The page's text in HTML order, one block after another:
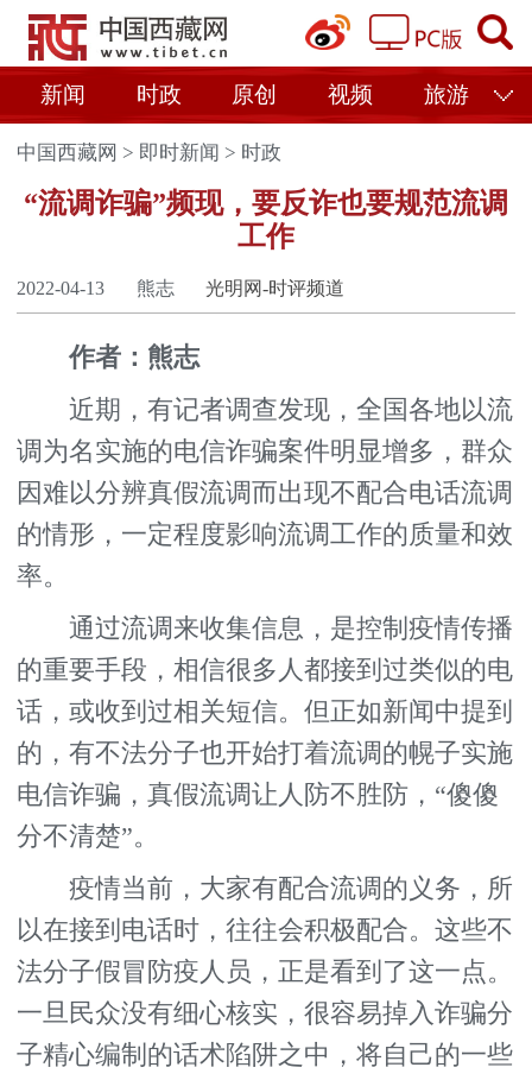
新闻 时政 原创 视频 旅游
中国西藏网 > 即时新闻 > 时政
“流调诈骗”频现，要反诈也要规范流调
工作
2022-04-13 熊志 光明网-时评频道
作者：熊志
近期，有记者调查发现，全国各地以流
调为名实施的电信诈骗案件明显增多，群众
因难以分辨真假流调而出现不配合电话流调
的情形，一定程度影响流调工作的质量和效
率。
通过流调来收集信息，是控制疫情传播
的重要手段，相信很多人都接到过类似的电
话，或收到过相关短信。但正如新闻中提到
的，有不法分子也开始打着流调的幌子实施
电信诈骗，真假流调让人防不胜防，“傻傻
分不清楚”。
疫情当前，大家有配合流调的义务，所
以在接到电话时，往往会积极配合。这些不
法分子假冒防疫人员，正是看到了这一点。
一旦民众没有细心核实，很容易掉入诈骗分
子精心编制的话术陷阱之中，将自己的一些